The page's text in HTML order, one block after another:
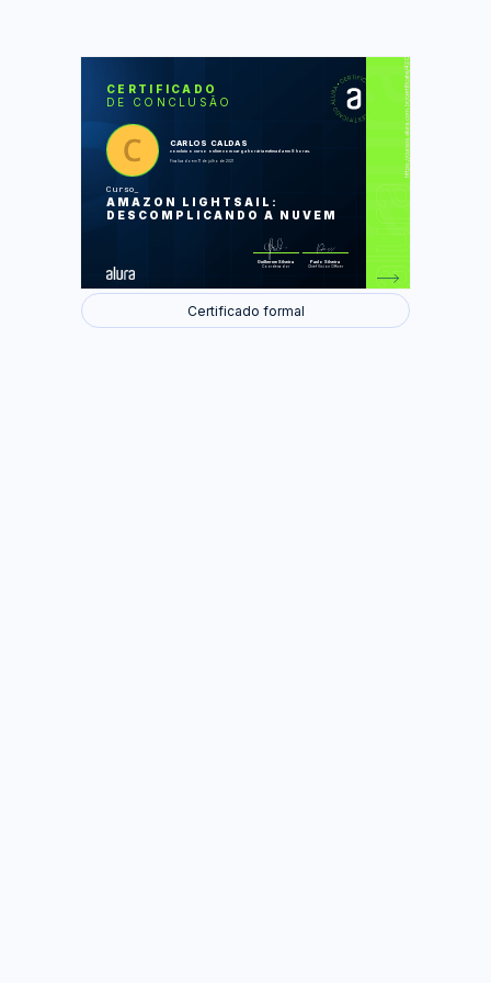
CERTIFICADO
DE CONCLUSÃO
CARLOS CALDAS
concluiu o curso online com carga horária estimada em 8 horas.
Finalizado em 11 de julho de 2021
Curso
AMAZON LIGHTSAIL:
DESCOMPLICANDO A NUVEM
Guilherme Silveira
Coordenador
Paulo Silveira
Chief Vision Officer
https://cursos.alura.com.br/certificate/420df936-3ce4-4cfe-90a5-b75fca0f3563
LAS
Criando um WordPress em 5 minutos
Customizando a instância
Certificado formal